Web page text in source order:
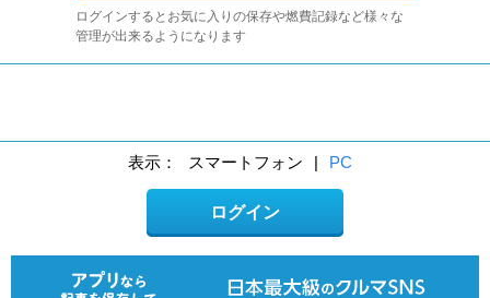
ログインするとお気に入りの保存や燃費記録など様々な
管理が出来るようになります
表示： スマートフォン | PC
ログイン